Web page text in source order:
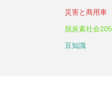
災害と商用車
脱炭素社会
豆知識